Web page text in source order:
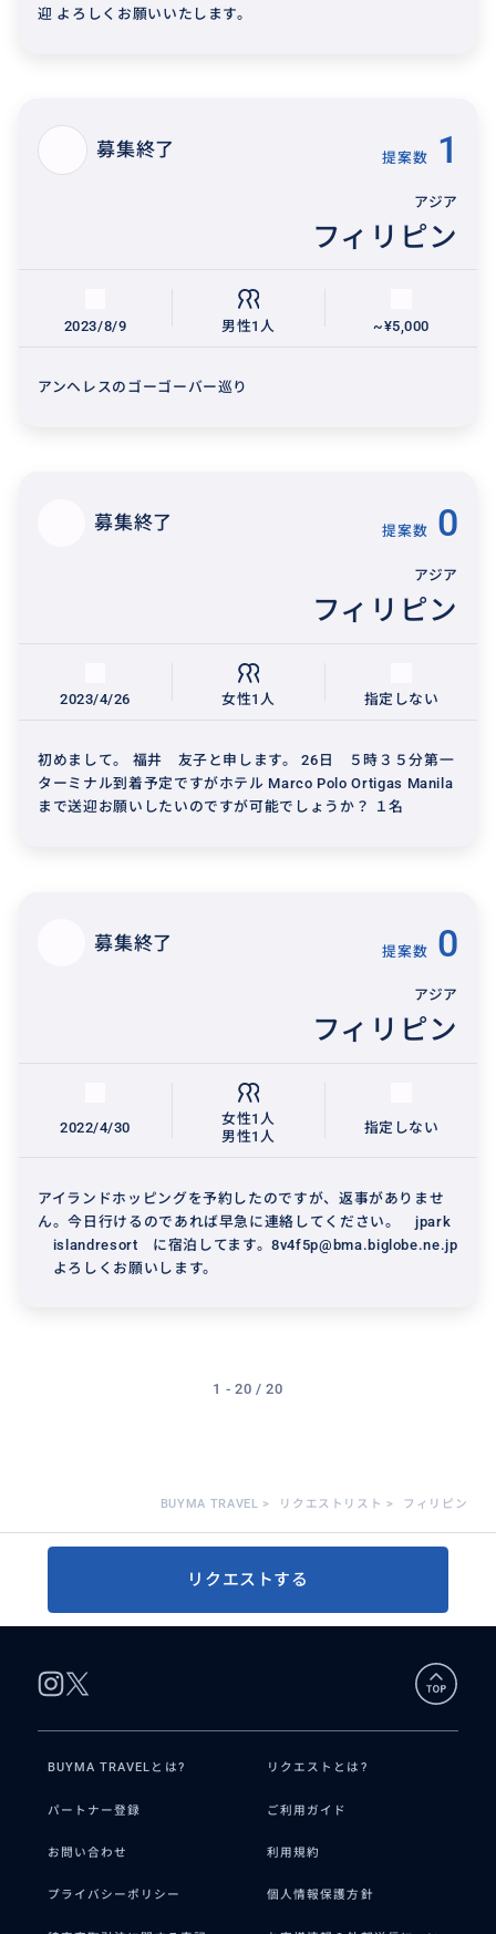
迎 よろしくお願いいたします。
募集終了 提案数 1
アジア
フィリピン
2023/8/9 男性1人 ~¥5,000
アンヘレスのゴーゴーバー巡り
募集終了 提案数 0
アジア
フィリピン
2023/4/26 女性1人 指定しない
初めまして。 福井 友子と申します。 26日 ５時３５分第一
ターミナル到着予定ですがホテル Marco Polo Ortigas Manila
まで送迎お願いしたいのですが可能でしょうか？ １名
募集終了 提案数 0
アジア
フィリピン
2022/4/30
女性1人
男性1人
指定しない
アイランドホッピングを予約したのですが、返事がありませ
ん。今日行けるのであれば早急に連絡してください。 jpark
islandresort に宿泊してます。8v4f5p@bma.biglobe.ne.jp
よろしくお願いします。
1 - 20 / 20
BUYMA TRAVEL > リクエストリスト > フィリピン
リクエストする
BUYMA TRAVELとは? リクエストとは?
パートナー登録 ご利用ガイド
お問い合わせ 利用規約
プライバシーポリシー 個人情報保護方針